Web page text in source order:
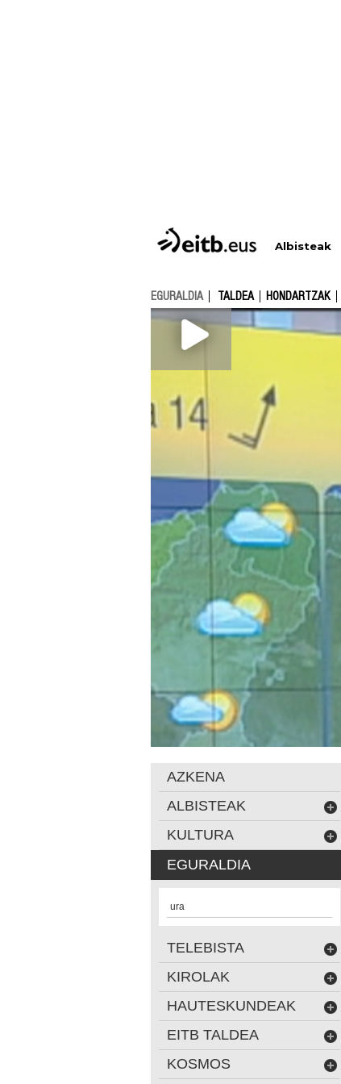
Albisteak
EGURALDIA TALDEA HONDARTZAK
AZKENA
ALBISTEAK
KULTURA
EGURALDIA
ura
TELEBISTA
KIROLAK
HAUTESKUNDEAK
EITB TALDEA
KOSMOS